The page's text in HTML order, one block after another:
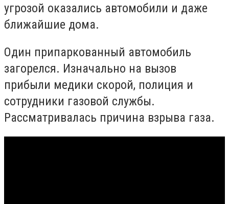
угрозой оказались автомобили и даже
ближайшие дома.
Один припаркованный автомобиль
загорелся. Изначально на вызов
прибыли медики скорой, полиция и
сотрудники газовой службы.
Рассматривалась причина взрыва газа.